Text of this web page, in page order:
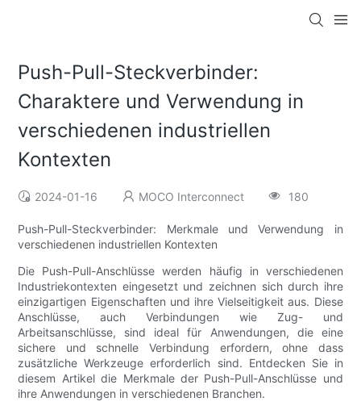
Push-Pull-Steckverbinder:
Charaktere und Verwendung in
verschiedenen industriellen
Kontexten
2024-01-16 MOCO Interconnect 180
Push-Pull-Steckverbinder: Merkmale und Verwendung in
verschiedenen industriellen Kontexten
Die Push-Pull-Anschlüsse werden häufig in verschiedenen
Industriekontexten eingesetzt und zeichnen sich durch ihre
einzigartigen Eigenschaften und ihre Vielseitigkeit aus. Diese
Anschlüsse, auch Verbindungen wie Zug- und
Arbeitsanschlüsse, sind ideal für Anwendungen, die eine
sichere und schnelle Verbindung erfordern, ohne dass
zusätzliche Werkzeuge erforderlich sind. Entdecken Sie in
diesem Artikel die Merkmale der Push-Pull-Anschlüsse und
ihre Anwendungen in verschiedenen Branchen.